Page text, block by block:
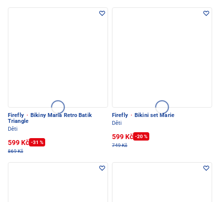
Firefly · Bikiny Maria Retro Batik
Triangle
Děti
599 Kč -31 %
869 Kč
Firefly · Bikini set Marie
Děti
599 Kč -20 %
749 Kč